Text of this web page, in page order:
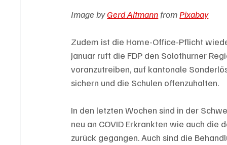
Image by Gerd Altmann from Pixabay
Zudem ist die Home-Office-Pflicht
Januar ruft die FDP den Solothurner
voranzutreiben, auf kantonale
sichern und die Schulen offenzuhalten.
In den letzten Wochen sind in der
neu an COVID Erkrankten wie auch
zurück gegangen. Auch sind die